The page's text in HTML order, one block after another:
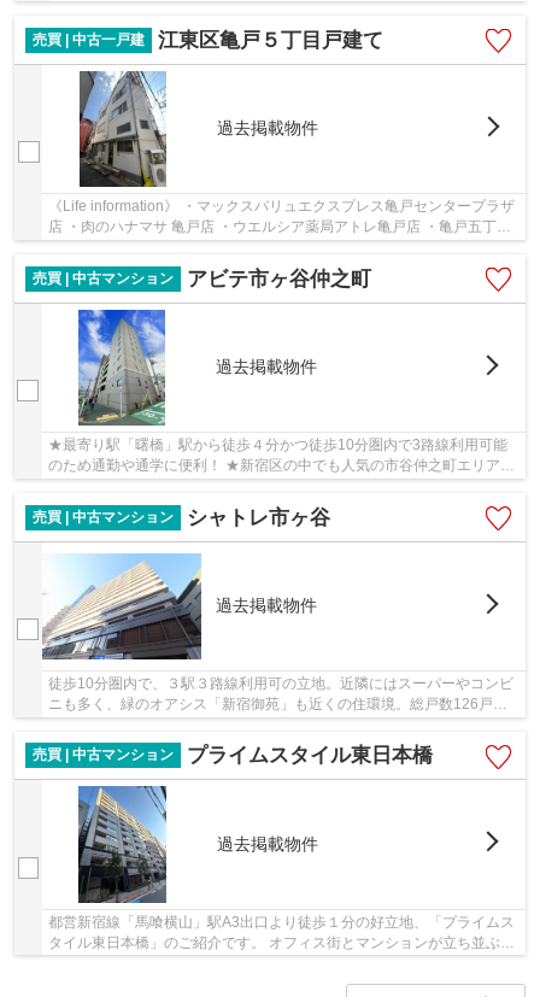
売買 | 中古一戸建
江東区亀戸５丁目戸建て
過去掲載物件
《Life information》 ・マックスバリュエクスプレス亀戸センタープラザ
店 ・肉のハナマサ 亀戸店 ・ウエルシア薬局アトレ亀戸店 ・亀戸五丁目
売買 | 中古マンション
アビテ市ヶ谷仲之町
過去掲載物件
★最寄り駅「曙橋」駅から徒歩４分かつ徒歩10分圏内で3路線利用可能
のため通勤や通学に便利！ ★新宿区の中でも人気の市谷仲之町エリア！
そのため治安が良好で女性や学生さんでも安心！
売買 | 中古マンション
シャトレ市ヶ谷
過去掲載物件
徒歩10分圏内で、３駅３路線利用可の立地。近隣にはスーパーやコンビ
ニも多く、緑のオアシス「新宿御苑」も近くの住環境。総戸数126戸の
ビッグコミュニティです。ペット飼育可。大規模...
売買 | 中古マンション
プライムスタイル東日本橋
過去掲載物件
都営新宿線「馬喰横山」駅A3出口より徒歩１分の好立地、「プライムス
タイル東日本橋」のご紹介です。 オフィス街とマンションが立ち並ぶ静